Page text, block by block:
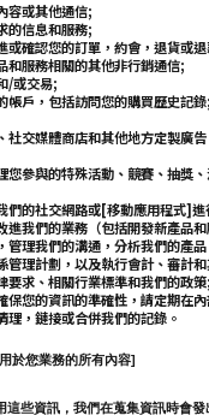
容或其他通信;
的信息和服務;
或確認您的訂單，約會，退貨或
和服務相關的其他非行銷通信;
/或交易;
帳戶，包括訪問您的購買歷史記錄;
社交媒體商店和其他地方定製廣
您參與的特殊活動、競賽、抽獎
們的社交網路或[移動應用程式]進
進我們的業務（包括開發新產品
管理我們的溝通，分析我們的產
管理計劃，以及執行會計、審計
要求、相關行業標準和我們的政策;
保您的資訊的準確性，請定期在
理，鏈接或合併我們的記錄。
於您業務的所有內容]
些資訊，我們在蒐集資訊時會發